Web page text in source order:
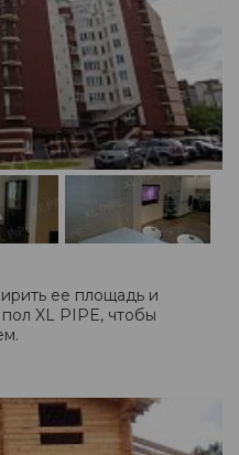
ее площадь и
XL PIPE, чтобы